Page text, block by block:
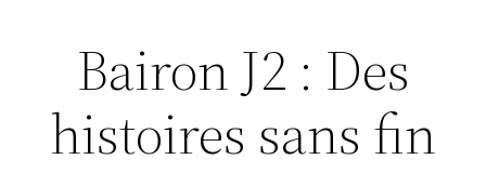
Bairon J2 : Des
histoires sans fin